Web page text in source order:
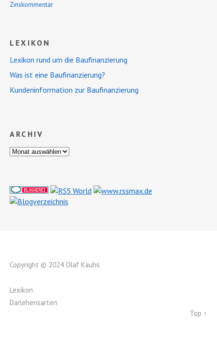
Zinskommentar
LEXIKON
Lexikon rund um die Baufinanzierung
Was ist eine Baufinanzierung?
Kundeninformation zur Baufinanzierung
ARCHIV
Copyright © 2024 Olaf Kauhs
Lexikon
Darlehensarten
Top ↑